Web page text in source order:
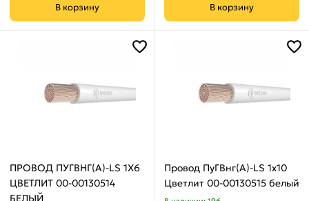
В корзину В корзину
ПРОВОД ПУГВНГ(А)-LS 1Х6
ЦВЕТЛИТ 00-00130514
БЕЛЫЙ
Провод ПуГВнг(А)-LS 1х10
Цветлит 00-00130515 белый